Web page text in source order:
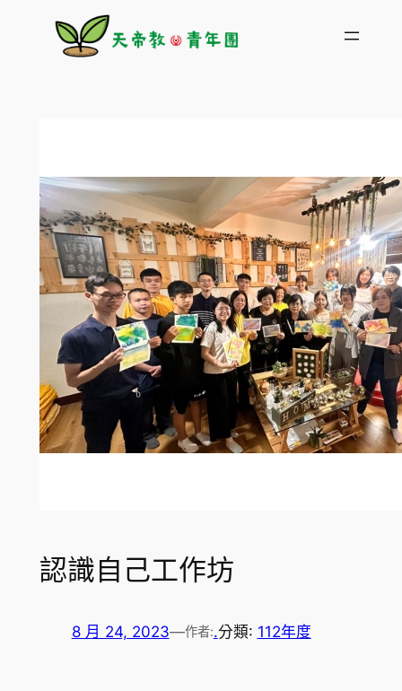
認識自己工作坊
8 月 24, 2023—作者:.分類: 112年度